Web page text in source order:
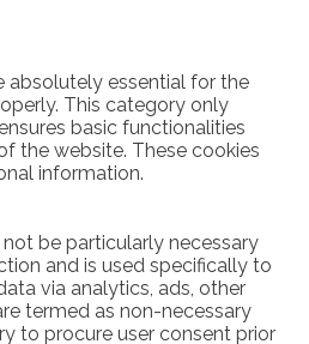
absolutely essential for the
This category only
basic functionalities
the website. These cookies
information.
be particularly necessary
and is used specifically to
via analytics, ads, other
termed as non-necessary
to procure user consent prior